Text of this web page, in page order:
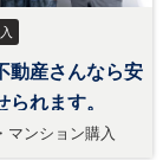
動産さんなら安
られます。
マンション購入